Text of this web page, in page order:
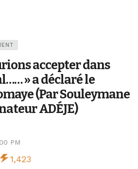
accepter dans
» a déclaré le
(Par Souleymane
ADÉJE)
PM
1,423